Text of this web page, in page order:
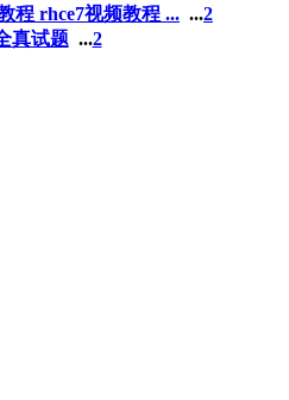
程 rhce7视频教程 ... ...2
真试题 ...2